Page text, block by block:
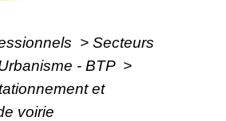
> Secteurs
- BTP >
et
voirie